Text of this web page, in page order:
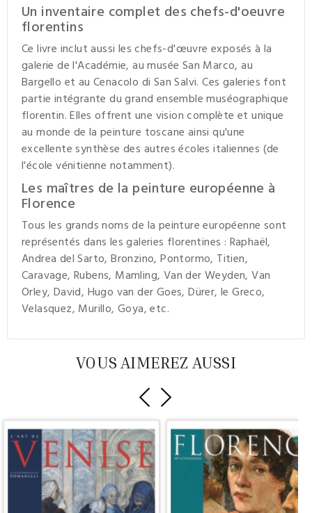
Un inventaire complet des chefs-d'oeuvre
florentins
Ce livre inclut aussi leschefs-d'œuvre exposés à la
galerie de l'Académie, au musée San Marco, au
Bargello et au Cenacolo di San Salvi. Ces galeries font
partie intégrante du grand ensemble muséographique
florentin. Elles offrent une vision complète et unique
au monde de la peinture toscane ainsi qu'une
excellente synthèse des autres écoles italiennes (de
l'école vénitienne notamment).
Les maîtres de la peinture européenne à
Florence
Tous les grands noms de la peinture européenne sont
représentés dans les galeries florentines : Raphaël,
Andrea del Sarto, Bronzino, Pontormo, Titien,
Caravage, Rubens, Mamling, Van der Weyden, Van
Orley, David, Hugo van der Goes, Dürer, le Greco,
Velasquez, Murillo, Goya, etc.
VOUS AIMEREZ AUSSI